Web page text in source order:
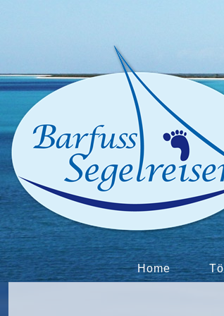
Home